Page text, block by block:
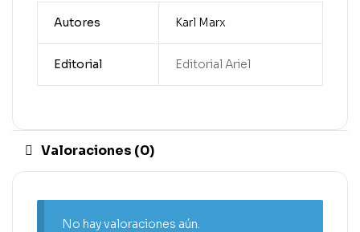
Autores Karl Marx
Editorial Editorial Ariel
Valoraciones (0)
No hay valoraciones aún.